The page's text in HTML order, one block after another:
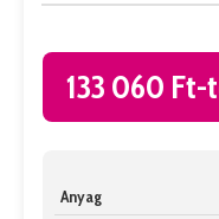
133 060
Anyag